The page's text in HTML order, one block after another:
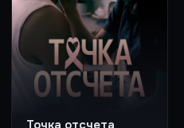
Точка отсчета